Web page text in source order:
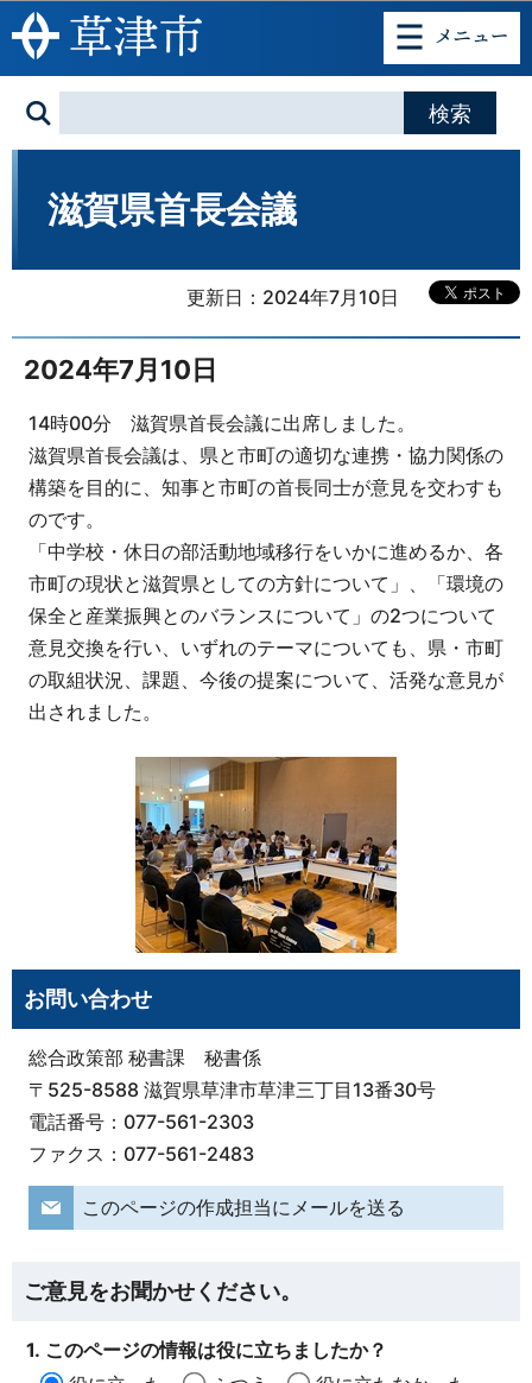
このページの本文へ移動
滋賀県首長会議
更新日：2024年7月10日
2024年7月10日
14時00分 滋賀県首長会議に出席しました。
滋賀県首長会議は、県と市町の適切な連携・協力関係の
構築を目的に、知事と市町の首長同士が意見を交わすも
のです。
「中学校・休日の部活動地域移行をいかに進めるか、各
市町の現状と滋賀県としての方針について」、「環境の
保全と産業振興とのバランスについて」の2つについて
意見交換を行い、いずれのテーマについても、県・市町
の取組状況、課題、今後の提案について、活発な意見が
出されました。
お問い合わせ
総合政策部 秘書課 秘書係
〒525-8588 滋賀県草津市草津三丁目13番30号
電話番号：077-561-2303
ファクス：077-561-2483
このページの作成担当にメールを送る
ご意見をお聞かせください。
1. このページの情報は役に立ちましたか？